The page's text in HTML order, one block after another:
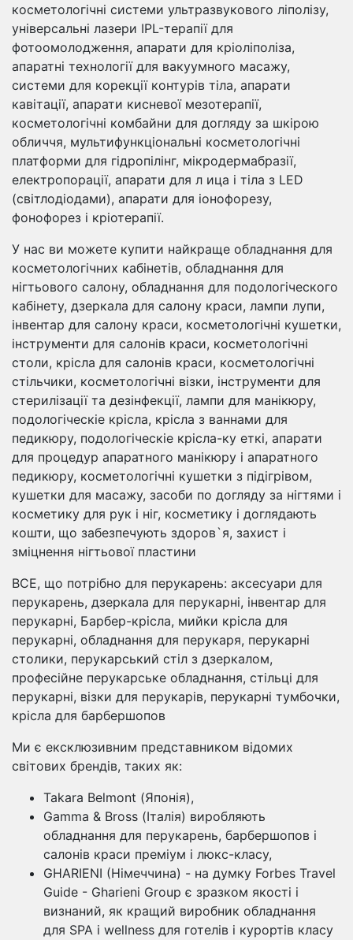
косметологічні системи ультразвукового ліполізу,
універсальні лазери IPL-терапії для
фотоомолодження, апарати для кріоліполіза,
апаратні технології для вакуумного масажу,
системи для корекції контурів тіла, апарати
кавітації, апарати кисневої мезотерапії,
косметологічні комбайни для догляду за шкірою
обличчя, мультифункціональні косметологічні
платформи для гідропілінг, мікродермабразії,
електропорації, апарати для л ица і тіла з LED
(світлодіодами), апарати для іонофорезу,
фонофорез і кріотерапії.
У нас ви можете купити найкраще обладнання для
косметологічних кабінетів, обладнання для
нігтьового салону, обладнання для подологіческого
кабінету, дзеркала для салону краси, лампи лупи,
інвентар для салону краси, косметологічні кушетки,
інструменти для салонів краси, косметологічні
столи, крісла для салонів краси, косметологічні
стільчики, косметологічні візки, інструменти для
стерилізації та дезінфекції, лампи для манікюру,
подологіческіе крісла, крісла з ваннами для
педикюру, подологіческіе крісла-ку еткі, апарати
для процедур апаратного манікюру і апаратного
педикюру, косметологічні кушетки з підігрівом,
кушетки для масажу, засоби по догляду за нігтями і
косметику для рук і ніг, косметику і доглядають
кошти, що забезпечують здоров`я, захист і
зміцнення нігтьової пластини
ВСЕ, що потрібно для перукарень: аксесуари для
перукарень, дзеркала для перукарні, інвентар для
перукарні, Барбер-крісла, мийки крісла для
перукарні, обладнання для перукаря, перукарні
столики, перукарський стіл з дзеркалом,
професійне перукарське обладнання, стільці для
перукарні, візки для перукарів, перукарні тумбочки,
крісла для барбершопов
Ми є ексклюзивним представником відомих
світових брендів, таких як:
Takara Belmont (Японія),
Gamma & Bross (Італія) виробляють
обладнання для перукарень, барбершопов і
салонів краси преміум і люкс-класу,
GHARIENI (Німеччина) - на думку Forbes Travel
Guide - Gharieni Group є зразком якості і
визнаний, як кращий виробник обладнання
для SPA і wellness для готелів і курортів класу